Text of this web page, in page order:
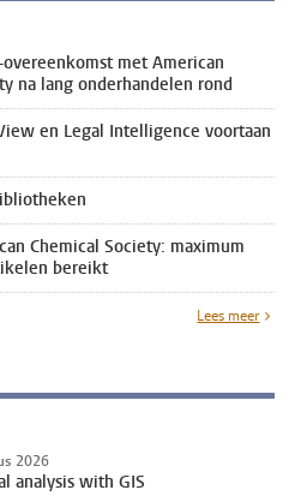
overeenkomst met American
na lang onderhandelen rond
en Legal Intelligence voortaan
Chemical Society: maximum
bereikt
Lees meer
2026
analysis with GIS